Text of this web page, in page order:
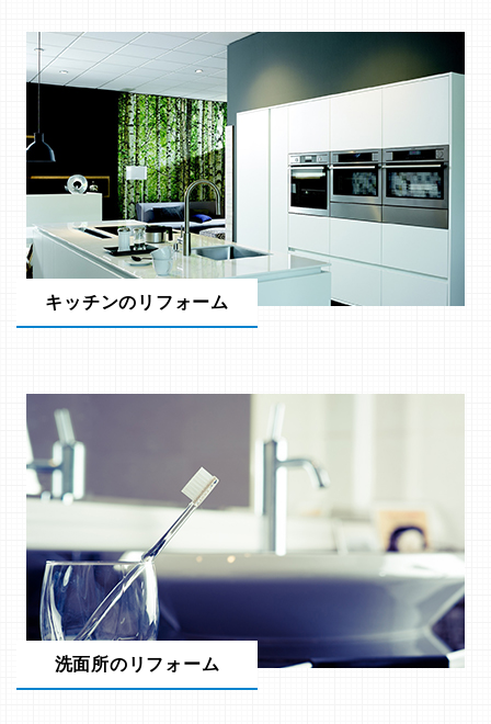
キッチンのリフォーム
洗面所のリフォーム